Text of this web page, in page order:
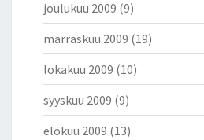
joulukuu 2009 (9)
marraskuu 2009 (19)
lokakuu 2009 (10)
syyskuu 2009 (9)
elokuu 2009 (13)